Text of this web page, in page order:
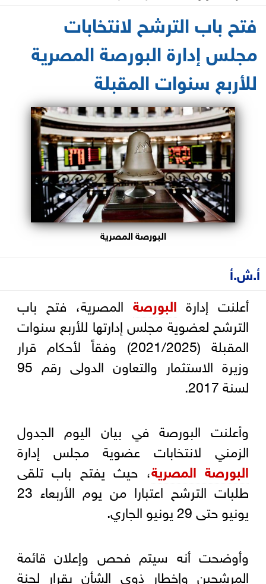
فتح باب الترشح لانتخابات
مجلس إدارة البورصة المصرية
للأربع سنوات المقبلة
البورصة المصرية
أ.ش.أ
أعلنت إدارة البورصة المصرية، فتح باب
الترشح لعضوية مجلس إدارتها للأربع سنوات
المقبلة (2021/2025) وفقاً لأحكام قرار
وزيرة الاستثمار والتعاون الدولى رقم 95
لسنة 2017.
وأعلنت البورصة في بيان اليوم الجدول
الزمني لانتخابات عضوية مجلس إدارة
البورصة المصرية، حيث يفتح باب تلقى
طلبات الترشح اعتبارا من يوم الأربعاء 23
يونيو حتى 29 يونيو الجاري.
وأوضحت أنه سيتم فحص وإعلان قائمة
المرشحين وإخطار ذوي الشأن بقرار لجنة